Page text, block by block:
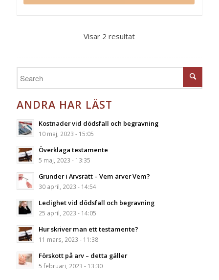
Visar 2 resultat
ANDRA HAR LÄST
Kostnader vid dödsfall och begravning
10 maj, 2023 - 15:05
Överklaga testamente
5 maj, 2023 - 13:35
Grunder i Arvsrätt – Vem ärver Vem?
30 april, 2023 - 14:54
Ledighet vid dödsfall och begravning
25 april, 2023 - 14:05
Hur skriver man ett testamente?
11 mars, 2023 - 11:38
Förskott på arv – detta gäller
5 februari, 2023 - 13:30